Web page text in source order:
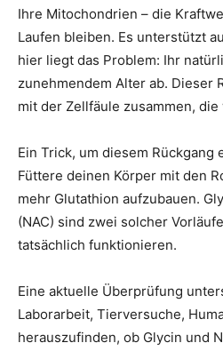
Ihre Mitochondrien – die
Laufen bleiben. Es unterstützt
hier liegt das Problem: Ihr
zunehmendem Alter ab. Dieser
mit der Zellfäule zusammen,
Ein Trick, um diesem Rückgang
Füttere deinen Körper mit den
mehr Glutathion aufzubauen.
(NAC) sind zwei solcher
tatsächlich funktionieren.
Eine aktuelle Überprüfung
Laborarbeit, Tierversuche,
herauszufinden, ob Glycin und